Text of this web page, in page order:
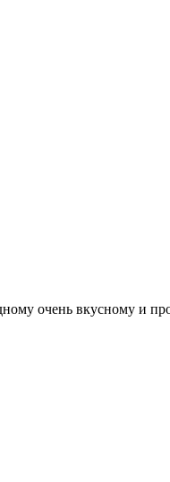
очень вкусному и